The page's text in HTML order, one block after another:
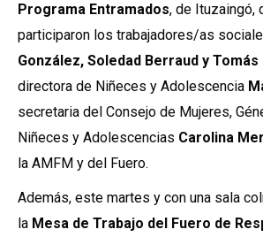
Programa Entramados, de Ituzaingó,
participaron los trabajadores/as
González, Soledad Berraud y
directora de Niñeces y Adolescencia
secretaria del Consejo de Mujeres,
Niñeces y Adolescencias Carolina
la AMFM y del Fuero.
Además, este martes y con una sala
la Mesa de Trabajo del Fuero de